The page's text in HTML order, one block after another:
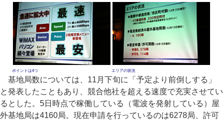
ポイントは4つ エリアの状況
基地局数については、11月下旬に「予定より前倒しする」
と発表したこともあり、競合他社を超える速度で充実させてい
るとした。5日時点で稼働している（電波を発射している）屋
外基地局は4160局。現在申請を行っているのは6278局、許可